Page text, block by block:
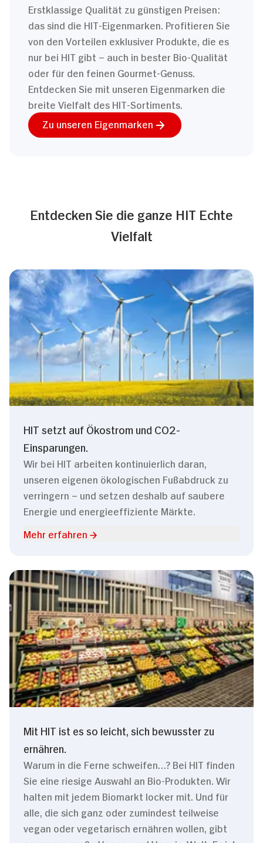
Erstklassige Qualität zu günstigen Preisen:
das sind die HIT-Eigenmarken. Profitieren Sie
von den Vorteilen exklusiver Produkte, die es
nur bei HIT gibt – auch in bester Bio-Qualität
oder für den feinen Gourmet-Genuss.
Entdecken Sie mit unseren Eigenmarken die
breite Vielfalt des HIT-Sortiments.
Zu unseren Eigenmarken
Entdecken Sie die ganze HIT Echte
Vielfalt
HIT setzt auf Ökostrom und CO2-
Einsparungen.
Wir bei HIT arbeiten kontinuierlich daran,
unseren eigenen ökologischen Fußabdruck zu
verringern – und setzen deshalb auf saubere
Energie und energieeffiziente Märkte.
Mehr erfahren
Mit HIT ist es so leicht, sich bewusster zu
ernähren.
Warum in die Ferne schweifen…? Bei HIT finden
Sie eine riesige Auswahl an Bio-Produkten. Wir
halten mit jedem Biomarkt locker mit. Und für
alle, die sich ganz oder zumindest teilweise
vegan oder vegetarisch ernähren wollen, gibt